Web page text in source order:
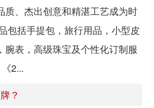
质、杰出创意和精湛工艺成为时
包括手提包，旅行用品，小型皮
腕表，高级珠宝及个性化订制服
2...
？